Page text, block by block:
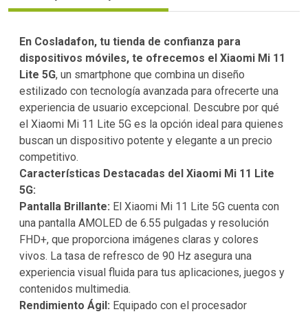
En Cosladafon, tu tienda de confianza para
dispositivos móviles, te ofrecemos el Xiaomi Mi 11
Lite 5G, un smartphone que combina un diseño
estilizado con tecnología avanzada para ofrecerte una
experiencia de usuario excepcional. Descubre por qué
el Xiaomi Mi 11 Lite 5G es la opción ideal para quienes
buscan un dispositivo potente y elegante a un precio
competitivo.
Características Destacadas del Xiaomi Mi 11 Lite
5G:
Pantalla Brillante: El Xiaomi Mi 11 Lite 5G cuenta con
una pantalla AMOLED de 6.55 pulgadas y resolución
FHD+, que proporciona imágenes claras y colores
vivos. La tasa de refresco de 90 Hz asegura una
experiencia visual fluida para tus aplicaciones, juegos y
contenidos multimedia.
Rendimiento Ágil: Equipado con el procesador